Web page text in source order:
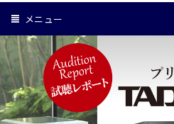
メニュー